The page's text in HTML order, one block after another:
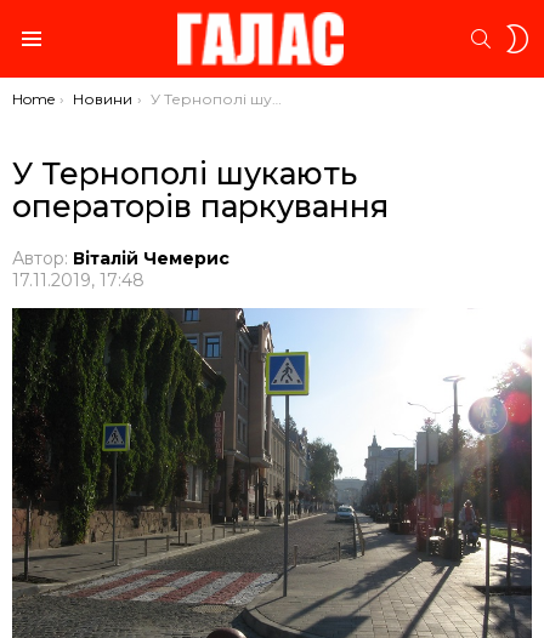
You are here:
Home Новини У Тернополі шукають операторів паркування
У Тернополі шукають
операторів паркування
Автор: Віталій Чемерис
17.11.2019, 17:48